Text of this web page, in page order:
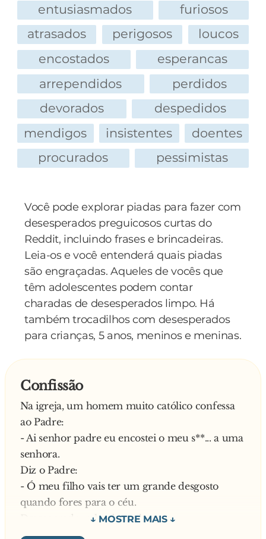
entusiasmados
furiosos
atrasados
perigosos
loucos
encostados
esperancas
arrependidos
perdidos
devorados
despedidos
mendigos
insistentes
doentes
procurados
pessimistas
Você pode explorar piadas para fazer com
desesperados preguicosos curtas do
Reddit, incluindo frases e brincadeiras.
Leia-os e você entenderá quais piadas
são engraçadas. Aqueles de vocês que
têm adolescentes podem contar
charadas de desesperados limpo. Há
também trocadilhos com desesperados
para crianças, 5 anos, meninos e meninas.
Confissão
Na igreja, um homem muito católico confessa
ao Padre:
- Ai senhor padre eu encostei o meu s**... a uma
senhora.
Diz o Padre:
- Ó meu filho vais ter um grande desgosto
quando fores para o céu.
Desesperado, relembra o homem:
- Mas senhor padre eu só o encostei…